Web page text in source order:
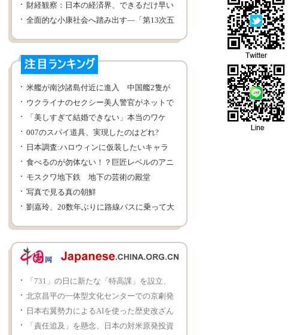
5カ年計画」を語る
警告
財経観察：日本の経済界、できるだけ早い
中日韓貿易協定の締結の促進を政府に呼び
全面的な小康社会へ踏み出す―「第13次五
米艦が南沙諸島付近に進入 中国艦2隻が
警告
ウクライナのセクシー美人警官がネットで
人気
「美しすぎて結婚できない」本当のワケ
007のスパイ道具、実現したのはどれ?
日本調査:ハロウィンに仮装したいキャラ
クターランキング
食べるのが勿体ない！？巨匠レベルのアニ
メキャラ煎餅
モスクワ地下鉄 地下の芸術の殿堂
写真で見る真の朝鮮
劉嘉玲、20数年ぶりに路線バスに乗って大